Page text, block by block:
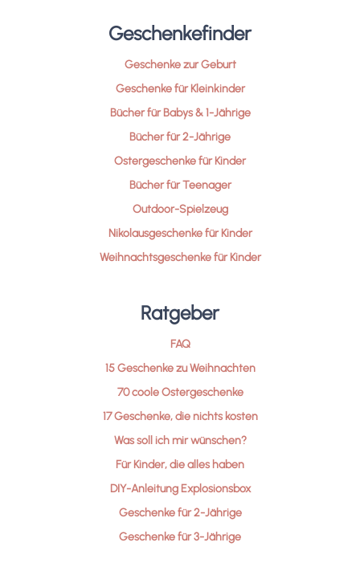
Geschenkefinder
Geschenke zur Geburt
Geschenke für Kleinkinder
Bücher für Babys & 1-Jährige
Bücher für 2-Jährige
Ostergeschenke für Kinder
Bücher für Teenager
Outdoor-Spielzeug
Nikolausgeschenke für Kinder
Weihnachtsgeschenke für Kinder
Ratgeber
FAQ
15 Geschenke zu Weihnachten
70 coole Ostergeschenke
17 Geschenke, die nichts kosten
Was soll ich mir wünschen?
Für Kinder, die alles haben
DIY-Anleitung Explosionsbox
Geschenke für 2-Jährige
Geschenke für 3-Jährige